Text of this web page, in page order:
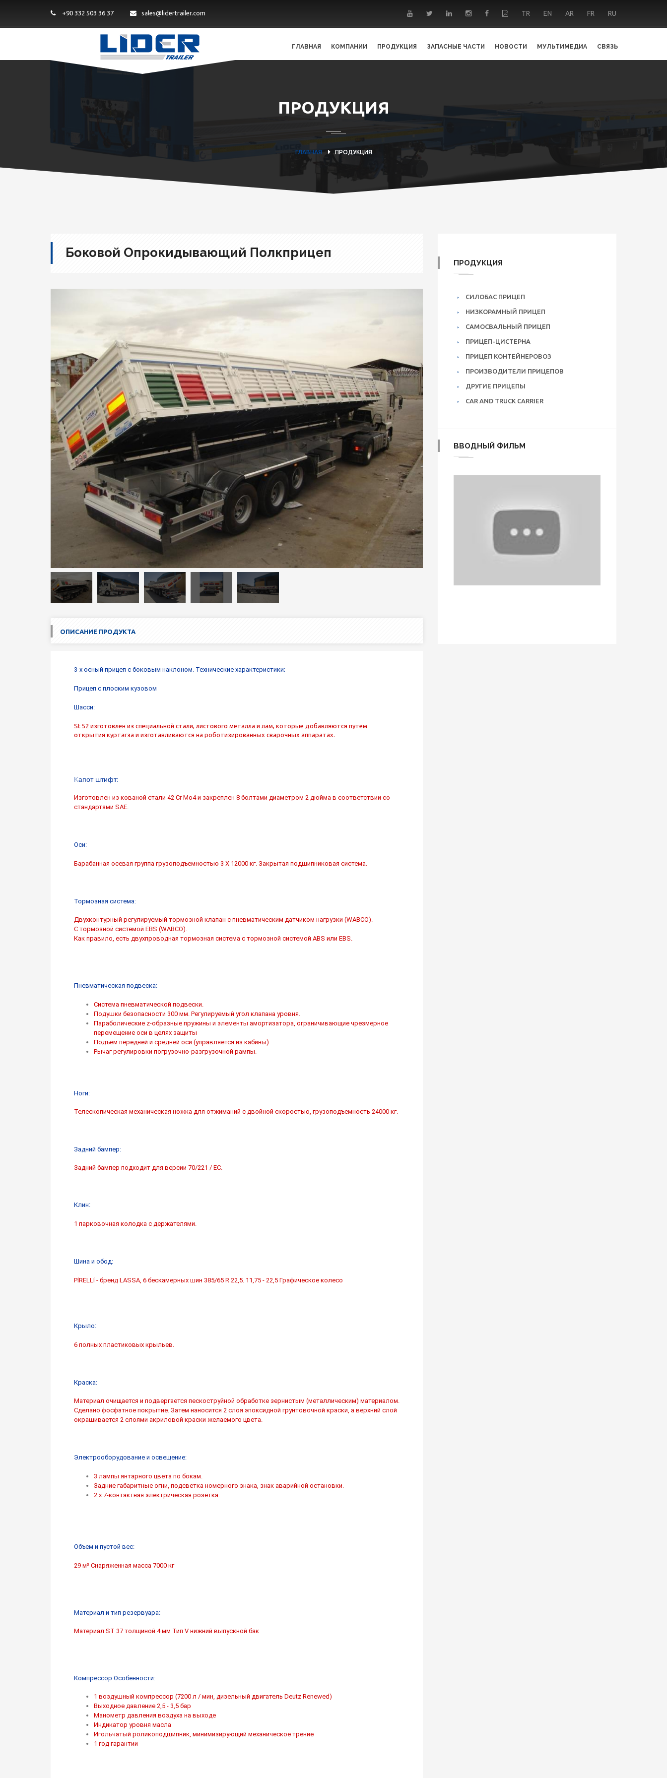
+90 332 503 36 37 sales@lidertrailer.com TR EN AR FR RU
ГЛАВНАЯ КОМПАНИИ ПРОДУКЦИЯ ЗАПАСНЫЕ ЧАСТИ НОВОСТИ МУЛЬТИМЕДИА СВЯЗЬ
ПРОДУКЦИЯ
ГЛАВНАЯ ПРОДУКЦИЯ
Боковой Опрокидывающий Полкприцеп
ОПИСАНИЕ ПРОДУКТА
3-х осный прицеп с боковым наклоном. Технические характеристики;
Прицеп с плоским кузовом
Шасси:
St 52 изготовлен из специальной стали, листового металла и лам, которые добавляются путем
открытия куртагза и изготавливаются на роботизированных сварочных аппаратах.
Kапот штифт:
Изготовлен из кованой стали 42 Cr Mo4 и закреплен 8 болтами диаметром 2 дюйма в соответствии со
стандартами SAE.
Оси:
Барабанная осевая группа грузоподъемностью 3 X 12000 кг. Закрытая подшипниковая система.
Тормозная система:
Двухконтурный регулируемый тормозной клапан с пневматическим датчиком нагрузки (WABCO).
С тормозной системой EBS (WABCO).
Как правило, есть двухпроводная тормозная система с тормозной системой ABS или EBS.
Пневматическая подвеска:
Система пневматической подвески.
Подушки безопасности 300 мм. Регулируемый угол клапана уровня.
Параболические z-образные пружины и элементы амортизатора, ограничивающие чрезмерное
перемещение оси в целях защиты
Подъем передней и средней оси (управляется из кабины)
Рычаг регулировки погрузочно-разгрузочной рампы.
Ноги:
Телескопическая механическая ножка для отжиманий с двойной скоростью, грузоподъемность 24000 кг.
Задний бампер:
Задний бампер подходит для версии 70/221 / EC.
Клин:
1 парковочная колодка с держателями.
Шина и обод:
PİRELLİ - бренд LASSA, 6 бескамерных шин 385/65 R 22,5. 11,75 - 22,5 Графическое колесо
Крыло:
6 полных пластиковых крыльев.
Краска:
Материал очищается и подвергается пескоструйной обработке зернистым (металлическим) материалом.
Сделано фосфатное покрытие. Затем наносится 2 слоя эпоксидной грунтовочной краски, а верхний слой
окрашивается 2 слоями акриловой краски желаемого цвета.
Электрооборудование и освещение:
3 лампы янтарного цвета по бокам.
Задние габаритные огни, подсветка номерного знака, знак аварийной остановки.
2 x 7-контактная электрическая розетка.
Объем и пустой вес:
29 м³ Снаряженная масса 7000 кг
Материал и тип резервуара:
Материал ST 37 толщиной 4 мм Тип V нижний выпускной бак
Компрессор Особенности:
1 воздушный компрессор (7200 л / мин, дизельный двигатель Deutz Renewed)
Выходное давление 2,5 - 3,5 бар
Манометр давления воздуха на выходе
Индикатор уровня масла
Игольчатый роликоподшипник, минимизирующий механическое трение
1 год гарантии
ПРОДУКЦИЯ
СИЛОБАС ПРИЦЕП
НИЗКОРАМНЫЙ ПРИЦЕП
САМОСВАЛЬНЫЙ ПРИЦЕП
ПРИЦЕП-ЦИСТЕРНА
ПРИЦЕП КОНТЕЙНЕРОВОЗ
ПРОИЗВОДИТЕЛИ ПРИЦЕПОВ
ДРУГИЕ ПРИЦЕПЫ
CAR AND TRUCK CARRIER
ВВОДНЫЙ ФИЛЬМ